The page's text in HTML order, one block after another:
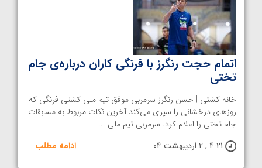
اتمام حجت رنگرز با فرنگی کاران درباره‌ی جام
تختی
خانه کشتی | حسن رنگرز سرمربی موفق تیم ملی کشتی فرنگی که
روزهای درخشانی را سپری می‌کند آخرین نکات مربوط به مسابقات
جام تختی را اعلام کرد. سرمربی تیم ملی ...
4:21 , 2 اردیبهشت 04
ادامه مطلب